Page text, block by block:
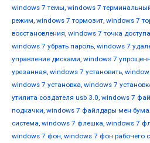
windows 7 темы, windows 7
режим, windows 7 тормозит, windows 7
восстановления, windows 7 точка доступа
windows 7 убрать пароль, windows 7
управление дисками, windows 7
урезанная, windows 7 установить,
windows 7 установка, windows 7
утилита создателя usb 3.0, windows 7
подкачки, windows 7 файлдары мен
система, windows 7 флешка, windows 7
windows 7 фон, windows 7 фон рабочего